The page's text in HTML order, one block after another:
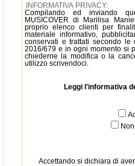
INFORMATIVA PRIVACY:
Compilando ed inviando
MUSICOVER di Marilisa
proprio elenco clienti per
materiale informativo,
conservati e trattati secondo le
2016/679 e in ogni momento si
chiederne la modifica o la
utilizzo scrivendoci.
Leggi l'informativa
Non
Accettando si dichiara di